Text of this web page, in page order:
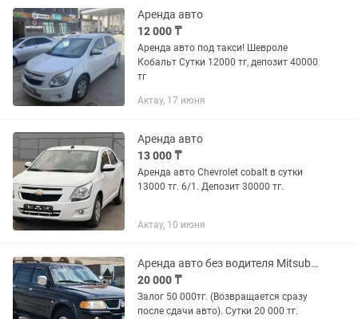
Аренда авто
12 000 ₸
Аренда авто под такси! Шевроле
Кобальт Сутки 12000 тг, депозит 40000
тг
Актау, 17 июня
Аренда авто
13 000 ₸
Аренда авто Chevrolet cobalt в сутки
13000 тг. 6/1. Депозит 30000 тг.
Актау, 10 июня
Аренда авто без водителя Mitsubishi Nativa 2007г.в.
20 000 ₸
Залог 50 000тг. (Возвращается сразу
после сдачи авто). Сутки 20 000 тг.